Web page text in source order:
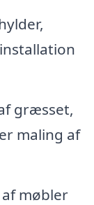
græsset,
maling af
møbler